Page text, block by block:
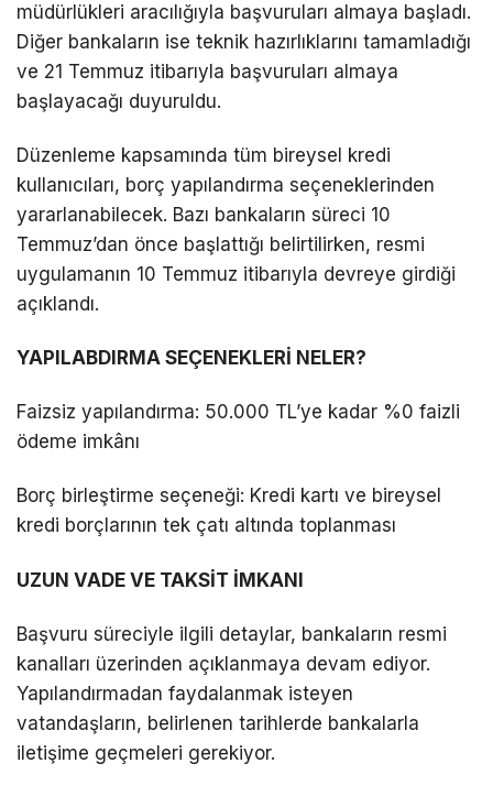
müdürlükleri aracılığıyla başvuruları almaya başladı.
Diğer bankaların ise teknik hazırlıklarını tamamladığı
ve 21 Temmuz itibarıyla başvuruları almaya
başlayacağı duyuruldu.
Düzenleme kapsamında tüm bireysel kredi
kullanıcıları, borç yapılandırma seçeneklerinden
yararlanabilecek. Bazı bankaların süreci 10
Temmuz’dan önce başlattığı belirtilirken, resmi
uygulamanın 10 Temmuz itibarıyla devreye girdiği
açıklandı.
YAPILABDIRMA SEÇENEKLERİ NELER?
Faizsiz yapılandırma: 50.000 TL’ye kadar %0 faizli
ödeme imkânı
Borç birleştirme seçeneği: Kredi kartı ve bireysel
kredi borçlarının tek çatı altında toplanması
UZUN VADE VE TAKSİT İMKANI
Başvuru süreciyle ilgili detaylar, bankaların resmi
kanalları üzerinden açıklanmaya devam ediyor.
Yapılandırmadan faydalanmak isteyen
vatandaşların, belirlenen tarihlerde bankalarla
iletişime geçmeleri gerekiyor.